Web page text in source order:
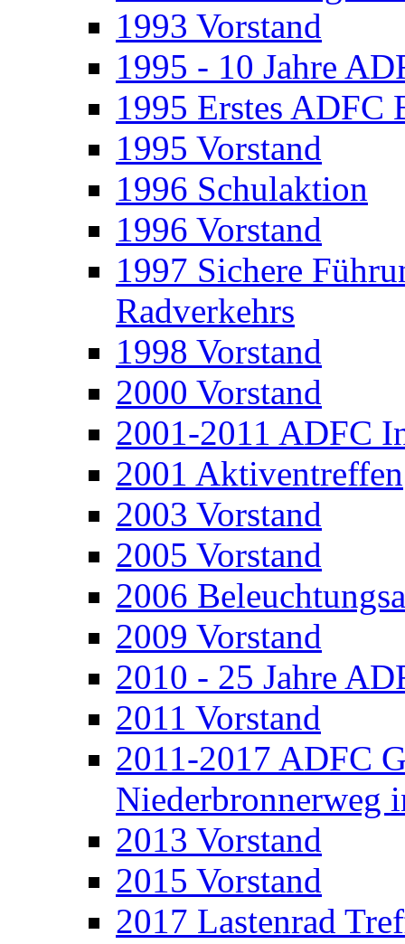
1993 Vorstand
1995 - 10 Jahre
1995 Erstes ADFC
1995 Vorstand
1996 Schulaktion
1996 Vorstand
1997 Sichere
Radverkehrs
1998 Vorstand
2000 Vorstand
2001-2011 ADFC
2001 Aktiventreffen
2003 Vorstand
2005 Vorstand
2006
2009 Vorstand
2010 - 25 Jahre
2011 Vorstand
2011-2017 ADFC
Niederbronnerweg
2013 Vorstand
2015 Vorstand
2017 Lastenrad